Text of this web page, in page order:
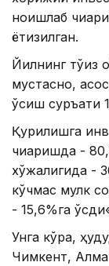
ноишлаб
ётқизилган.
Йилнинг
мустасно,
ўсиш суръати
Қурилишга
чиқаришда -
хўжалигида -
кўчмас мулк
- 15,6%га
Унга кўра,
Чимкент,